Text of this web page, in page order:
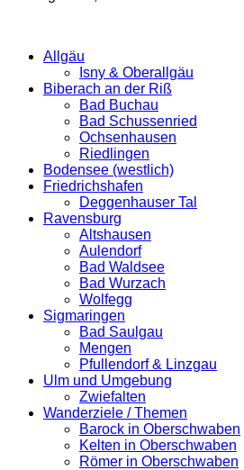
Allgäu
Isny & Oberallgäu
Biberach an der Riß
Bad Buchau
Bad Schussenried
Ochsenhausen
Riedlingen
Bodensee (westlich)
Friedrichshafen
Deggenhauser Tal
Ravensburg
Altshausen
Aulendorf
Bad Waldsee
Bad Wurzach
Wolfegg
Sigmaringen
Bad Saulgau
Mengen
Pfullendorf & Linzgau
Ulm und Umgebung
Zwiefalten
Wanderziele / Themen
Barock in Oberschwaben
Kelten in Oberschwaben
Römer in Oberschwaben